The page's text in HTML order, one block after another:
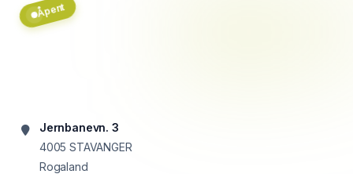
Åpent
Jernbanevn. 3
4005 STAVANGER
Rogaland